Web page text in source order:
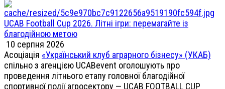
UCAB Football Cup 2026. Літні ігри: перемагайте із
благодійною метою
10 серпня 2026
Асоціація «Український клуб аграрного бізнесу» (УКАБ)
спільно з агенцією UCABevent оголошують про
проведення літнього етапу головної благодійної
спортивної події агросектору — UCAB FOOTBALL CUP